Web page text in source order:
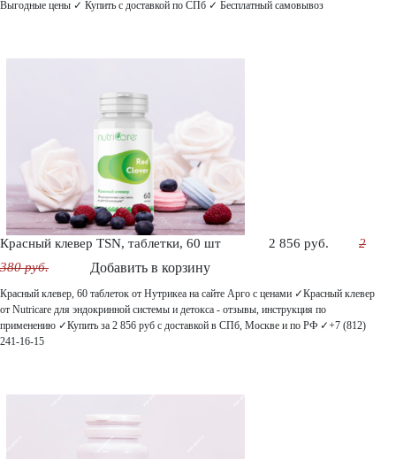
Выгодные цены ✓ Купить с доставкой по СПб ✓ Бесплатный самовывоз
Красный клевер ТSN, таблетки, 60 шт 2 856 руб.
2
380 руб.
Добавить в корзину
Красный клевер, 60 таблеток от Нутрикеа на сайте Арго с ценами ✓Красный клевер
от Nutricare для эндокринной системы и детокса - отзывы, инструкция по
применению ✓Купить за 2 856 руб с доставкой в СПб, Москве и по РФ ✓+7 (812)
241-16-15